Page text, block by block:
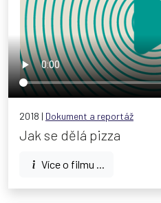
2018 | Dokument a reportáž
Jak se dělá pizza
Více o filmu ...